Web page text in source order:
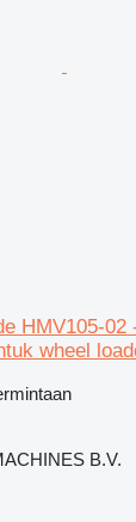
HMV105-
wheel
B.V.